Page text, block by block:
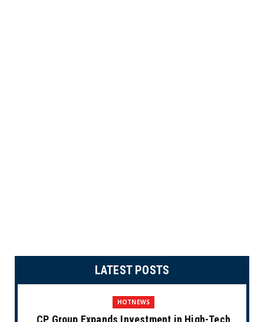
LATEST POSTS
HOTNEWS
CP Group Expands Investment in High-Tech